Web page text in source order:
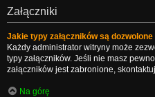
Załączniki
Jakie typy załączników są
Każdy administrator witryny może
typy załączników. Jeśli nie masz
załączników jest zabronione,
Na górę